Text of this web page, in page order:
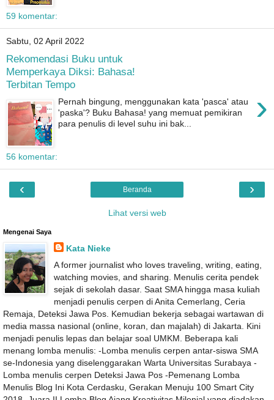
59 komentar:
Sabtu, 02 April 2022
Rekomendasi Buku untuk
Memperkaya Diksi: Bahasa!
Terbitan Tempo
›
Pernah bingung, menggunakan kata 'pasca' atau
'paska'? Buku Bahasa! yang memuat pemikiran
para penulis di level suhu ini bak...
56 komentar:
‹ ›
Beranda
Lihat versi web
Mengenai Saya
Kata Nieke
A former journalist who loves traveling, writing, eating,
watching movies, and sharing. Menulis cerita pendek
sejak di sekolah dasar. Saat SMA hingga masa kuliah
menjadi penulis cerpen di Anita Cemerlang, Ceria
Remaja, Deteksi Jawa Pos. Kemudian bekerja sebagai wartawan di
media massa nasional (online, koran, dan majalah) di Jakarta. Kini
menjadi penulis lepas dan belajar soal UMKM. Beberapa kali
menang lomba menulis: -Lomba menulis cerpen antar-siswa SMA
se-Indonesia yang diselenggarakan Warta Universitas Surabaya -
Lomba menulis cerpen Deteksi Jawa Pos -Pemenang Lomba
Menulis Blog Ini Kota Cerdasku, Gerakan Menuju 100 Smart City